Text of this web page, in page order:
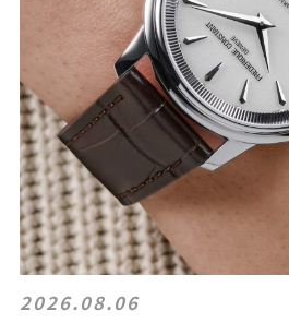
2026.08.06